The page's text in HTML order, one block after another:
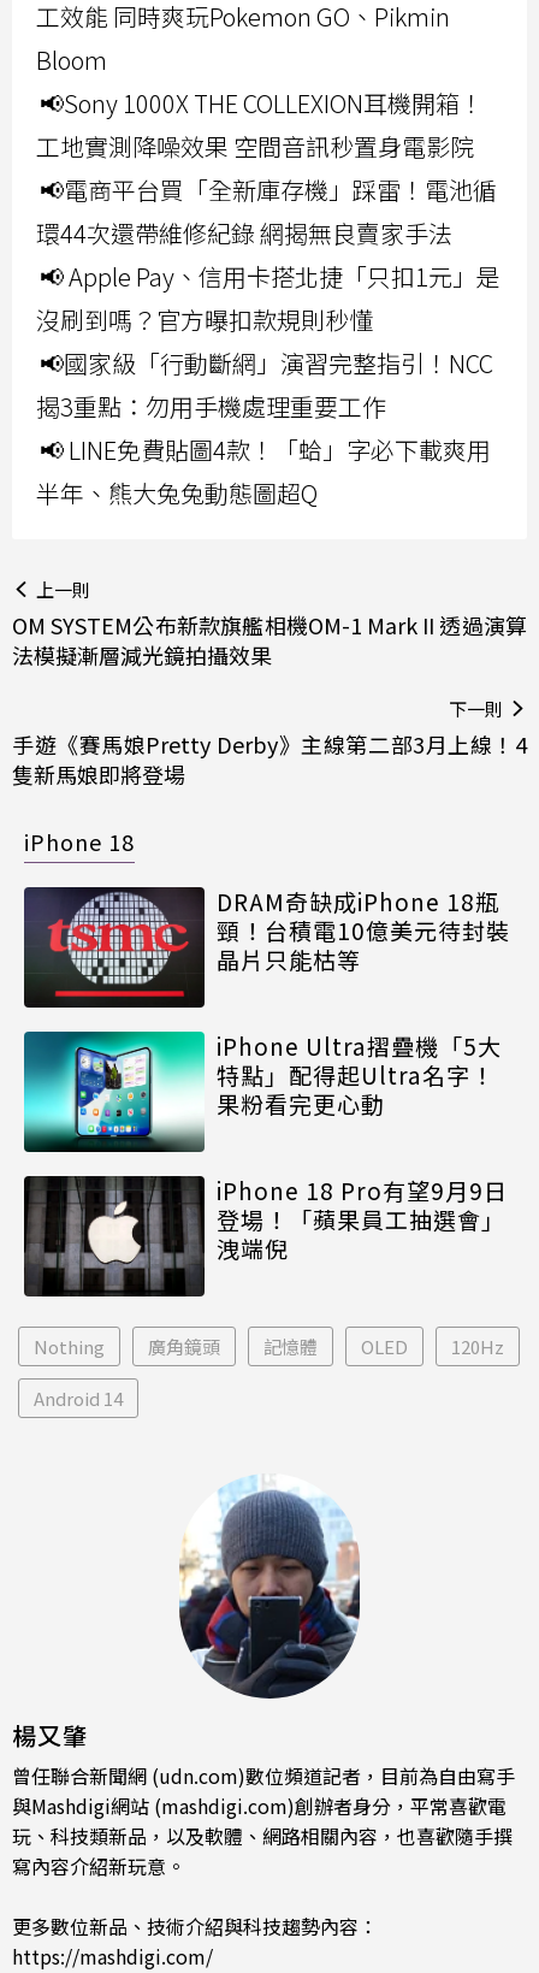
工效能 同時爽玩Pokemon GO、Pikmin
Bloom
📢Sony 1000X THE COLLEXION耳機開箱！
工地實測降噪效果 空間音訊秒置身電影院
📢電商平台買「全新庫存機」踩雷！電池循
環44次還帶維修紀錄 網揭無良賣家手法
📢 Apple Pay、信用卡搭北捷「只扣1元」是
沒刷到嗎？官方曝扣款規則秒懂
📢國家級「行動斷網」演習完整指引！NCC
揭3重點：勿用手機處理重要工作
📢 LINE免費貼圖4款！「蛤」字必下載爽用
半年、熊大兔兔動態圖超Q
上一則
OM SYSTEM公布新款旗艦相機OM-1 Mark II 透過演算
法模擬漸層減光鏡拍攝效果
下一則
手遊《賽馬娘Pretty Derby》主線第二部3月上線！4
隻新馬娘即將登場
iPhone 18
DRAM奇缺成iPhone 18瓶
頸！台積電10億美元待封裝
晶片只能枯等
iPhone Ultra摺疊機「5大
特點」配得起Ultra名字！
果粉看完更心動
iPhone 18 Pro有望9月9日
登場！「蘋果員工抽選會」
洩端倪
Nothing 廣角鏡頭 記憶體 OLED 120Hz
Android 14
楊又肇
曾任聯合新聞網 (udn.com)數位頻道記者，目前為自由寫手
與Mashdigi網站 (mashdigi.com)創辦者身分，平常喜歡電
玩、科技類新品，以及軟體、網路相關內容，也喜歡隨手撰
寫內容介紹新玩意。
更多數位新品、技術介紹與科技趨勢內容：
https://mashdigi.com/